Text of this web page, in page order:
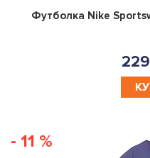
Футболка Nike
- 11 %